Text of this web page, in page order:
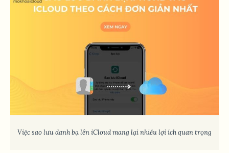
Việc sao lưu danh bạ lên iCloud mang lại nhiều lợi ích quan trọng